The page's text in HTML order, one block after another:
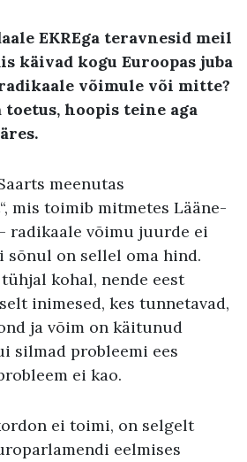
EKREga teravnesid meil
käivad kogu Euroopas juba
võimule või mitte?
hoopis teine aga
meenutas
mis toimib mitmetes Lääne-
radikaale võimu juurde ei
sõnul on sellel oma hind.
kohal, nende eest
inimesed, kes tunnetavad,
ja võim on käitunud
silmad probleemi ees
ei kao.
ei toimi, on selgelt
eelmises